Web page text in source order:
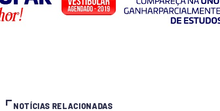
NOTÍCIAS RELACIONADAS